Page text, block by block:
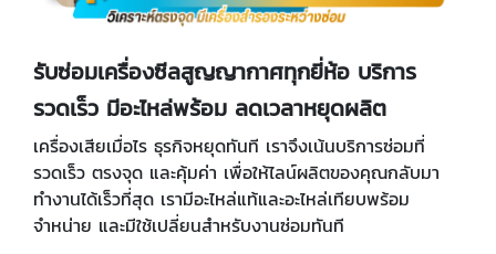
รับซ่อมเครื่องซีลสูญญากาศทุกยี่ห้อ บริการ
รวดเร็ว มีอะไหล่พร้อม ลดเวลาหยุดผลิต
เครื่องเสียเมื่อไร ธุรกิจหยุดทันที เราจึงเน้นบริการซ่อมที่
รวดเร็ว ตรงจุด และคุ้มค่า เพื่อให้ไลน์ผลิตของคุณกลับมา
ทำงานได้เร็วที่สุด เรามีอะไหล่แท้และอะไหล่เทียบพร้อม
จำหน่าย และมีใช้เปลี่ยนสำหรับงานซ่อมทันที